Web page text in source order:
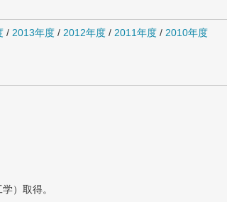
/ 2013年度 / 2012年度 / 2011年度 / 2010年度
）取得。